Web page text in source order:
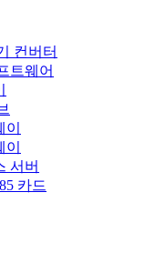
컨버터
트웨어
서버
카드